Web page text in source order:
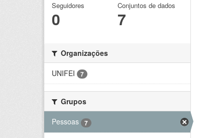
Seguidores
0
Conjuntos de dados
7
Organizações
UNIFEI
7
Grupos
Pessoas
7